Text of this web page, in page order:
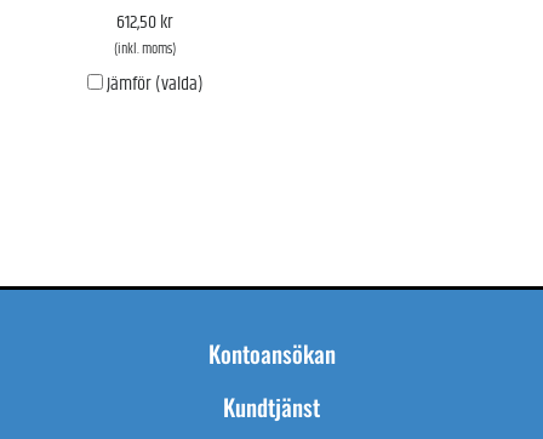
612,50 kr
(inkl. moms)
Jämför (valda)
Kontoansökan
Kundtjänst